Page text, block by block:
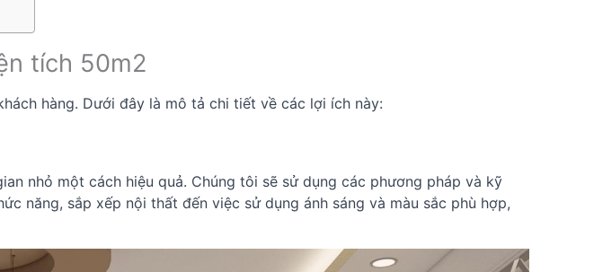
tích 50m2
hàng. Dưới đây là mô tả chi tiết về các lợi ích này:
nhỏ một cách hiệu quả. Chúng tôi sẽ sử dụng các phương pháp và kỹ
năng, sắp xếp nội thất đến việc sử dụng ánh sáng và màu sắc phù hợp,